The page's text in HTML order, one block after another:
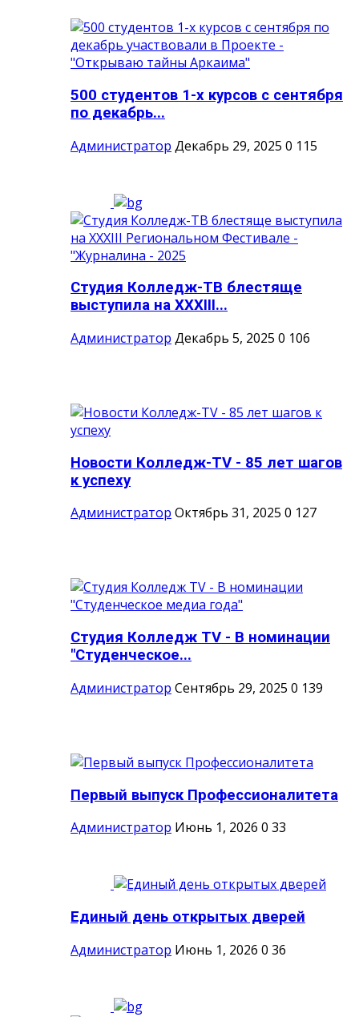
500 студентов 1-х курсов с сентября
по декабрь...
Администратор Декабрь 29, 2025 0 115
Студия Колледж-ТВ блестяще
выступила на XXXIII...
Администратор Декабрь 5, 2025 0 106
Новости Колледж-TV - 85 лет шагов
к успеху
Администратор Октябрь 31, 2025 0 127
Студия Колледж TV - В номинации
"Студенческое...
Администратор Сентябрь 29, 2025 0 139
Первый выпуск Профессионалитета
Администратор Июнь 1, 2026 0 33
Единый день открытых дверей
Администратор Июнь 1, 2026 0 36